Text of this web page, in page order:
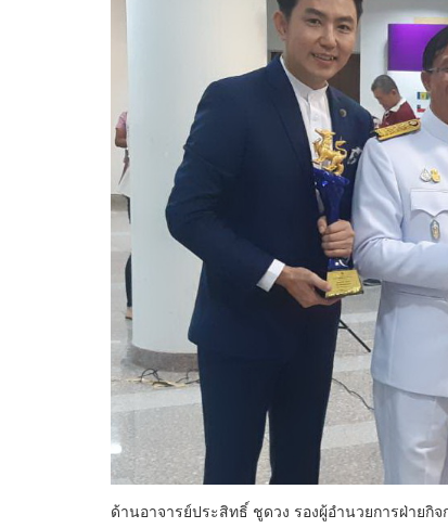
ด้านอาจารย์ประสิทธิ์ ชูดวง รองผู้อำนวยการฝ่ายกิ